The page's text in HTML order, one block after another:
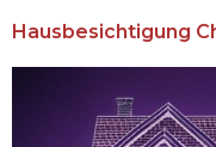
Hausbesichtigung